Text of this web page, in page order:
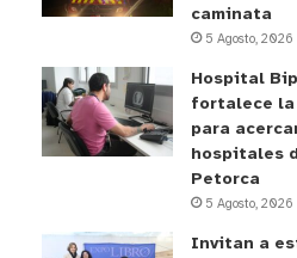
caminata
5 Agosto, 2026
Hospital
fortalece
para
hospitales
Petorca
5 Agosto, 2026
Invitan a